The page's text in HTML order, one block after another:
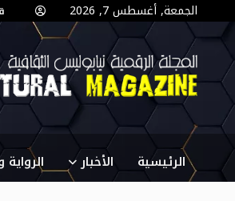
الجمعة, أغسطس 7, 2026
الرئيسية الأخبار